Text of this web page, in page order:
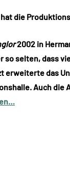
die
2002 in
selten, dass
erweiterte das
Auch die